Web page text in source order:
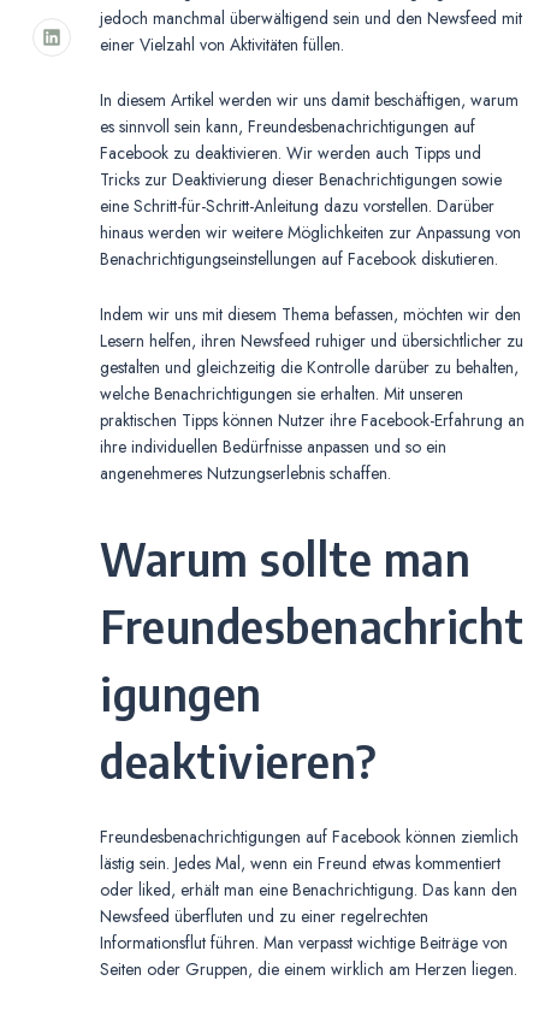
jedoch manchmal überwältigend sein und den Newsfeed mit
einer Vielzahl von Aktivitäten füllen.
In diesem Artikel werden wir uns damit beschäftigen, warum
es sinnvoll sein kann, Freundesbenachrichtigungen auf
Facebook zu deaktivieren. Wir werden auch Tipps und
Tricks zur Deaktivierung dieser Benachrichtigungen sowie
eine Schritt-für-Schritt-Anleitung dazu vorstellen. Darüber
hinaus werden wir weitere Möglichkeiten zur Anpassung von
Benachrichtigungseinstellungen auf Facebook diskutieren.
Indem wir uns mit diesem Thema befassen, möchten wir den
Lesern helfen, ihren Newsfeed ruhiger und übersichtlicher zu
gestalten und gleichzeitig die Kontrolle darüber zu behalten,
welche Benachrichtigungen sie erhalten. Mit unseren
praktischen Tipps können Nutzer ihre Facebook-Erfahrung an
ihre individuellen Bedürfnisse anpassen und so ein
angenehmeres Nutzungserlebnis schaffen.
Warum sollte man
Freundesbenachricht
igungen
deaktivieren?
Freundesbenachrichtigungen auf Facebook können ziemlich
lästig sein. Jedes Mal, wenn ein Freund etwas kommentiert
oder liked, erhält man eine Benachrichtigung. Das kann den
Newsfeed überfluten und zu einer regelrechten
Informationsflut führen. Man verpasst wichtige Beiträge von
Seiten oder Gruppen, die einem wirklich am Herzen liegen.